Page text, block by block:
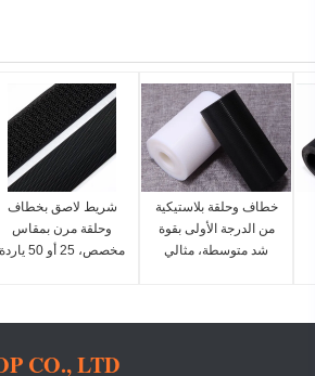
شريط لاصق بخطاف
وحلقة مرن بمقاس
مخصص، 25 أو 50 ياردة
خطاف وحلقة بلاستيكية
من الدرجة الأولى بقوة
شد متوسطة، مثالي
CO., LTD